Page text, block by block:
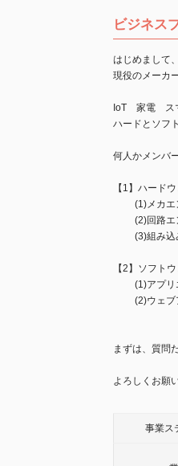
ビジネス
はじめまして
現役のメーカ
IoT 家電 スマ
ハードとソフ
何人かメンバ
【1】ハード
(1)メカエ
(2)回路エ
(3)組み込み
【2】ソフト
(1)アプリエ
(2)ウェブア
まずは、質問
よろしくお願
事業ス